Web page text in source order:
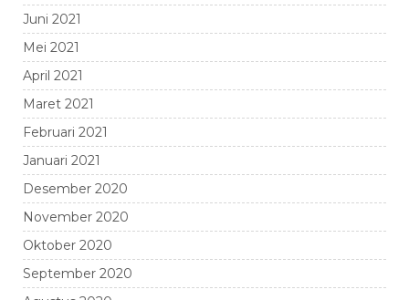
Juni 2021
Mei 2021
April 2021
Maret 2021
Februari 2021
Januari 2021
Desember 2020
November 2020
Oktober 2020
September 2020